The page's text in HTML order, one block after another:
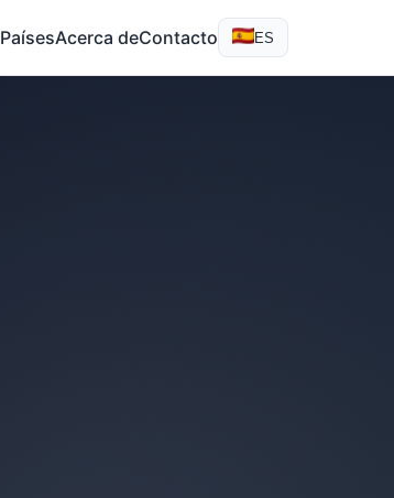
PaísesAcerca deContacto ES